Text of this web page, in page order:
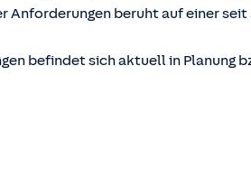
Anforderungen beruht auf einer
befindet sich aktuell in Planung